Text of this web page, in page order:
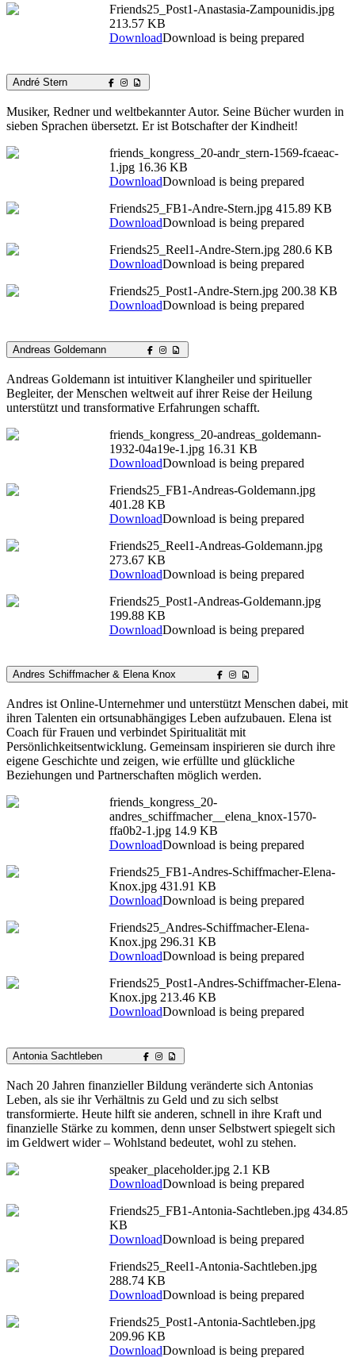
Friends25_Post1-Anastasia-Zampounidis.jpg
213.57 KB
DownloadDownload is being prepared
André Stern
Musiker, Redner und weltbekannter Autor. Seine Bücher wurden in
sieben Sprachen übersetzt. Er ist Botschafter der Kindheit!
friends_kongress_20-andr_stern-1569-fcaeac-
1.jpg 16.36 KB
DownloadDownload is being prepared
Friends25_FB1-Andre-Stern.jpg 415.89 KB
DownloadDownload is being prepared
Friends25_Reel1-Andre-Stern.jpg 280.6 KB
DownloadDownload is being prepared
Friends25_Post1-Andre-Stern.jpg 200.38 KB
DownloadDownload is being prepared
Andreas Goldemann
Andreas Goldemann ist intuitiver Klangheiler und spiritueller
Begleiter, der Menschen weltweit auf ihrer Reise der Heilung
unterstützt und transformative Erfahrungen schafft.
friends_kongress_20-andreas_goldemann-
1932-04a19e-1.jpg 16.31 KB
DownloadDownload is being prepared
Friends25_FB1-Andreas-Goldemann.jpg
401.28 KB
DownloadDownload is being prepared
Friends25_Reel1-Andreas-Goldemann.jpg
273.67 KB
DownloadDownload is being prepared
Friends25_Post1-Andreas-Goldemann.jpg
199.88 KB
DownloadDownload is being prepared
Andres Schiffmacher & Elena Knox
Andres ist Online-Unternehmer und unterstützt Menschen dabei, mit
ihren Talenten ein ortsunabhängiges Leben aufzubauen. Elena ist
Coach für Frauen und verbindet Spiritualität mit
Persönlichkeitsentwicklung. Gemeinsam inspirieren sie durch ihre
eigene Geschichte und zeigen, wie erfüllte und glückliche
Beziehungen und Partnerschaften möglich werden.
friends_kongress_20-
andres_schiffmacher__elena_knox-1570-
ffa0b2-1.jpg 14.9 KB
DownloadDownload is being prepared
Friends25_FB1-Andres-Schiffmacher-Elena-
Knox.jpg 431.91 KB
DownloadDownload is being prepared
Friends25_Andres-Schiffmacher-Elena-
Knox.jpg 296.31 KB
DownloadDownload is being prepared
Friends25_Post1-Andres-Schiffmacher-Elena-
Knox.jpg 213.46 KB
DownloadDownload is being prepared
Antonia Sachtleben
Nach 20 Jahren finanzieller Bildung veränderte sich Antonias
Leben, als sie ihr Verhältnis zu Geld und zu sich selbst
transformierte. Heute hilft sie anderen, schnell in ihre Kraft und
finanzielle Stärke zu kommen, denn unser Selbstwert spiegelt sich
im Geldwert wider – Wohlstand bedeutet, wohl zu stehen.
speaker_placeholder.jpg 2.1 KB
DownloadDownload is being prepared
Friends25_FB1-Antonia-Sachtleben.jpg 434.85
KB
DownloadDownload is being prepared
Friends25_Reel1-Antonia-Sachtleben.jpg
288.74 KB
DownloadDownload is being prepared
Friends25_Post1-Antonia-Sachtleben.jpg
209.96 KB
DownloadDownload is being prepared